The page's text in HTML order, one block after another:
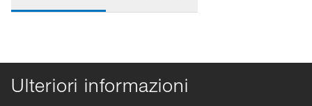
Ulteriori informazioni